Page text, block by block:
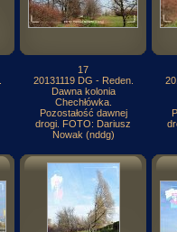
17
20131119 DG - Reden.
Dawna kolonia
Chechłówka.
Pozostałość dawnej
drogi. FOTO: Dariusz
Nowak (nddg)